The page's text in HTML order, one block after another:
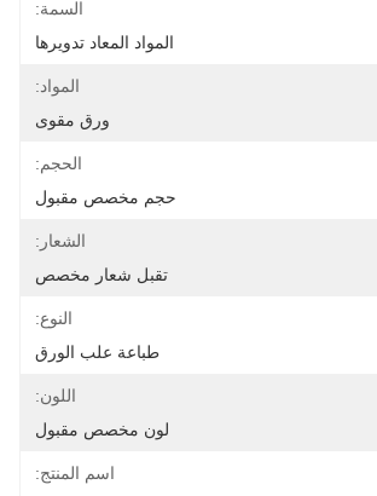
السمة:
المواد المعاد تدويرها
المواد:
ورق مقوى
الحجم:
حجم مخصص مقبول
الشعار:
تقبل شعار مخصص
النوع:
طباعة علب الورق
اللون:
لون مخصص مقبول
اسم المنتج: